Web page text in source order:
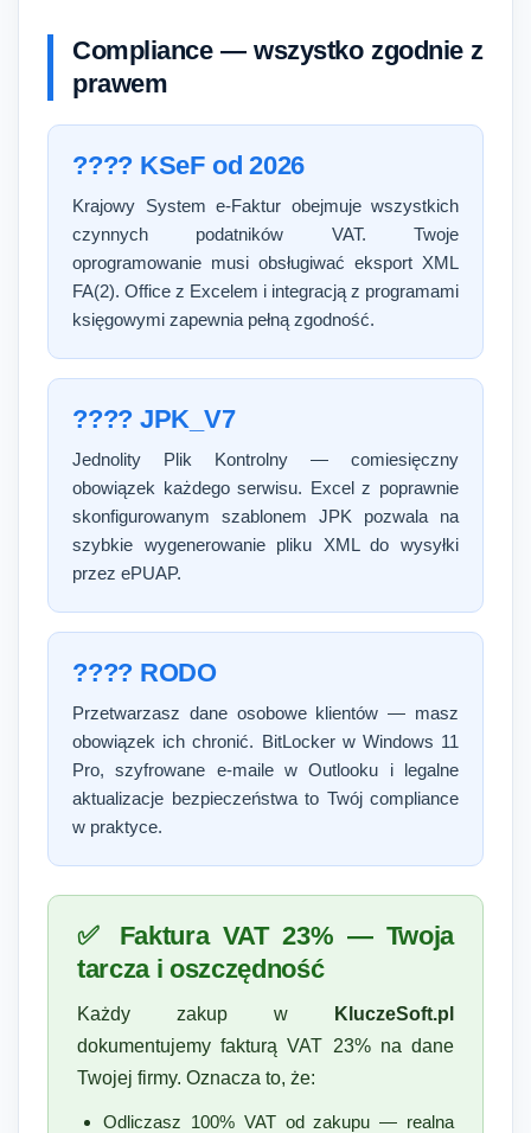
Compliance — wszystko zgodnie z
prawem
???? KSeF od 2026
Krajowy System e-Faktur obejmuje wszystkich
czynnych podatników VAT. Twoje
oprogramowanie musi obsługiwać eksport XML
FA(2). Office z Excelem i integracją z programami
księgowymi zapewnia pełną zgodność.
???? JPK_V7
Jednolity Plik Kontrolny — comiesięczny
obowiązek każdego serwisu. Excel z poprawnie
skonfigurowanym szablonem JPK pozwala na
szybkie wygenerowanie pliku XML do wysyłki
przez ePUAP.
????️ RODO
Przetwarzasz dane osobowe klientów — masz
obowiązek ich chronić. BitLocker w Windows 11
Pro, szyfrowane e-maile w Outlooku i legalne
aktualizacje bezpieczeństwa to Twój compliance
w praktyce.
✅ Faktura VAT 23% — Twoja
tarcza i oszczędność
Każdy zakup w KluczeSoft.pl
dokumentujemy fakturą VAT 23% na dane
Twojej firmy. Oznacza to, że:
Odliczasz 100% VAT od zakupu — realna